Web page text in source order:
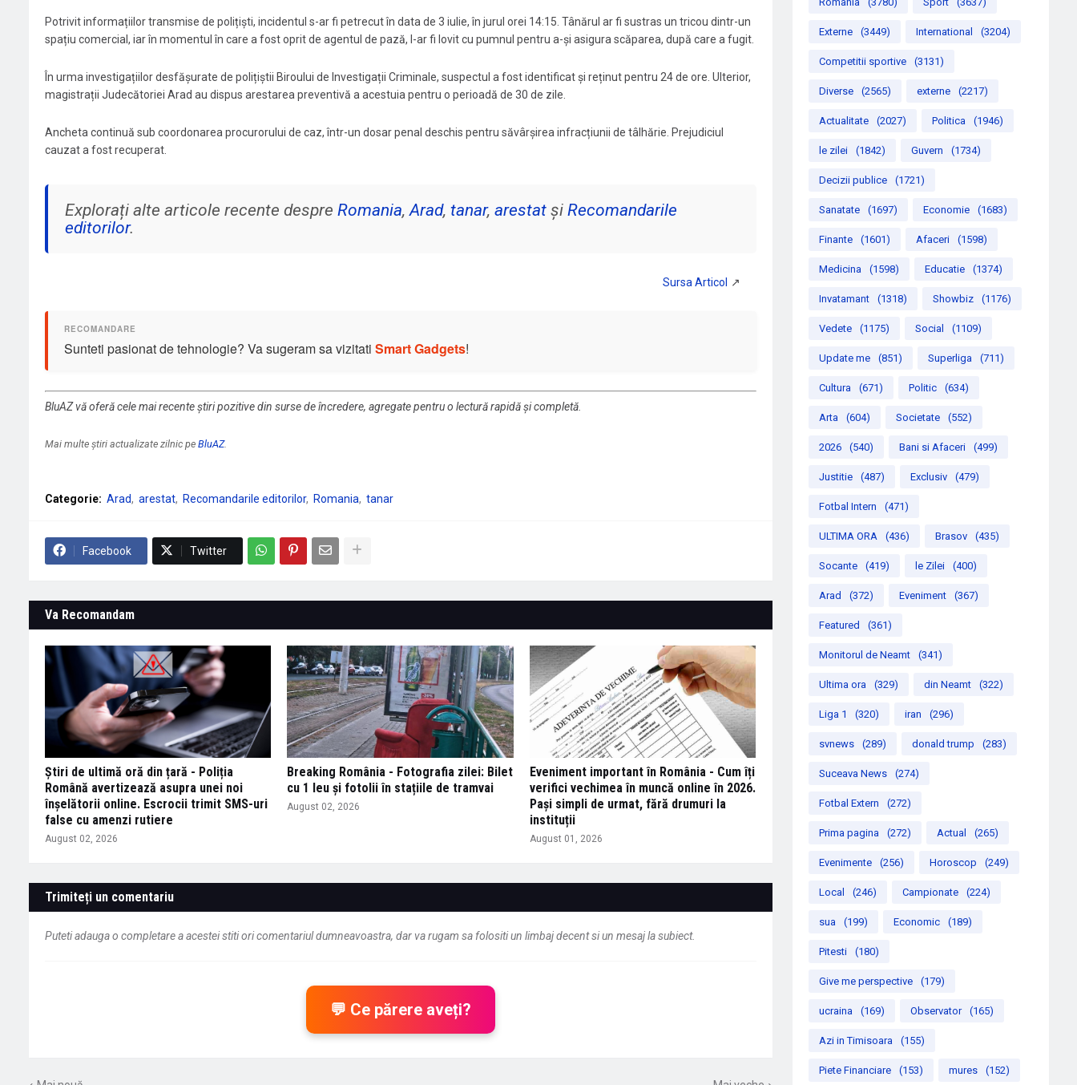
Potrivit informațiilor transmise de polițiști, incidentul s-ar fi petrecut în data de 3 iulie, în jurul orei 14:15. Tânărul ar fi sustras un tricou dintr-un
spațiu comercial, iar în momentul în care a fost oprit de agentul de pază, l-ar fi lovit cu pumnul pentru a-și asigura scăparea, după care a fugit.
În urma investigațiilor desfășurate de polițiștii Biroului de Investigații Criminale, suspectul a fost identificat și reținut pentru 24 de ore. Ulterior,
magistrații Judecătoriei Arad au dispus arestarea preventivă a acestuia pentru o perioadă de 30 de zile.
Ancheta continuă sub coordonarea procurorului de caz, într-un dosar penal deschis pentru săvârșirea infracțiunii de tâlhărie. Prejudiciul
cauzat a fost recuperat.
Explorați alte articole recente despre Romania, Arad, tanar, arestatși Recomandarile
editorilor.
Sunteti pasionat de tehnologie? Va sugeram sa vizitati Smart Gadgets!
BluAZ vă oferă cele mai recente știri pozitive din surse de încredere, agregate pentru o lectură rapidă și completă.
Mai multe știri actualizate zilnic pe BluAZ.
Categorie: Arad arestat Recomandarile editorilor Romania tanar
Facebook Twitter
Va Recomandam
Știri de ultimă oră din țară - Poliția
Română avertizează asupra unei noi
înșelătorii online. Escrocii trimit SMS-uri
false cu amenzi rutiere
August 02, 2026
Breaking România - Fotografia zilei: Bilet
cu 1 leu și fotolii în stațiile de tramvai
August 02, 2026
Eveniment important în România - Cum îți
verifici vechimea în muncă online în 2026.
Pași simpli de urmat, fără drumuri la
instituții
August 01, 2026
Trimiteți un comentariu
Puteti adauga o completare a acestei stiti ori comentariul dumneavoastra, dar va rugam sa folositi un limbaj decent si un mesaj la subiect.
💬 Ce părere aveți?
Externe (3449) International (3204)
Competitii sportive (3131)
Diverse (2565) externe (2217)
Actualitate (2027) Politica (1946)
le zilei (1842) Guvern (1734)
Decizii publice (1721)
Sanatate (1697) Economie (1683)
Finante (1601) Afaceri (1598)
Medicina (1598) Educatie (1374)
Invatamant (1318) Showbiz (1176)
Vedete (1175) Social (1109)
Update me (851) Superliga (711)
Cultura (671) Politic (634)
Arta (604) Societate (552)
2026 (540) Bani si Afaceri (499)
Justitie (487) Exclusiv (479)
Fotbal Intern (471)
ULTIMA ORA (436) Brasov (435)
Socante (419) le Zilei (400)
Arad (372) Eveniment (367)
Featured (361)
Monitorul de Neamt (341)
Ultima ora (329) din Neamt (322)
Liga 1 (320) iran (296)
svnews (289) donald trump (283)
Suceava News (274)
Fotbal Extern (272)
Prima pagina (272) Actual (265)
Evenimente (256) Horoscop (249)
Local (246) Campionate (224)
sua (199) Economic (189)
Pitesti (180)
Give me perspective (179)
ucraina (169) Observator (165)
Azi in Timisoara (155)
Piete Financiare (153) mures (152)